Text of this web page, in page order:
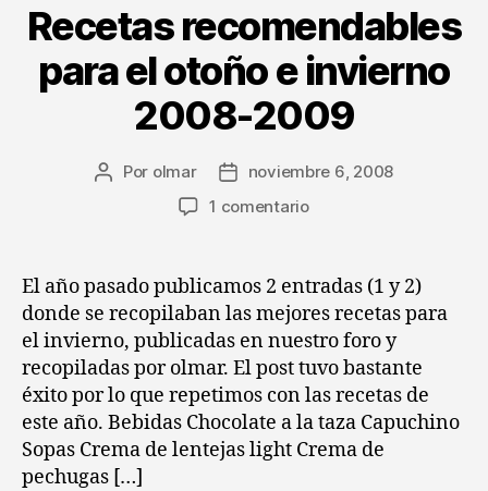
Recetas recomendables
para el otoño e invierno
2008-2009
Autor
Por olmar
Fechanoviembre 6, 2008
1 comentarioen
para
otoño
e
invierno
2008-
2009
El año pasado publicamos 2 entradas (1 y 2)
donde se recopilaban las mejores recetas para
el invierno, publicadas en nuestro foro y
recopiladas por olmar. El post tuvo bastante
éxito por lo que repetimos con las recetas de
este año. Bebidas Chocolate a la taza Capuchino
Sopas Crema de lentejas light Crema de
pechugas […]